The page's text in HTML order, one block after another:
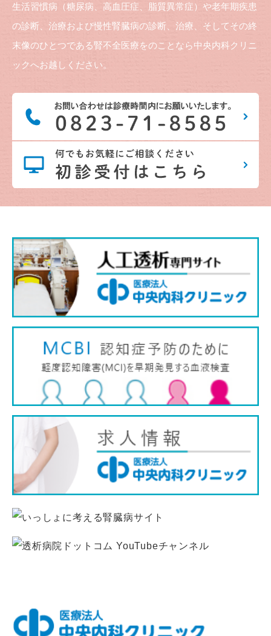
生活習慣病（糖尿病、高血圧症、脂質異常症）や老年期疾患
の診断、治療および慢性腎臓病の診断、治療、そしてその終
末像のひとつである腎不全医療をのことなら中央内科クリニ
ックへお越しください。